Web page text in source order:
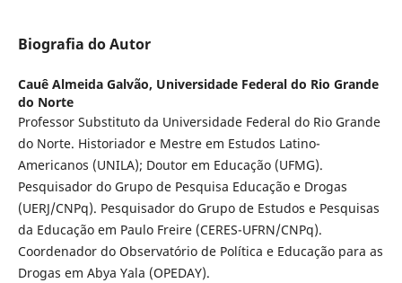
Biografia do Autor
Cauê Almeida Galvão, Universidade Federal do Rio Grande
do Norte
Professor Substituto da Universidade Federal do Rio Grande
do Norte. Historiador e Mestre em Estudos Latino-
Americanos (UNILA); Doutor em Educação (UFMG).
Pesquisador do Grupo de Pesquisa Educação e Drogas
(UERJ/CNPq). Pesquisador do Grupo de Estudos e Pesquisas
da Educação em Paulo Freire (CERES-UFRN/CNPq).
Coordenador do Observatório de Política e Educação para as
Drogas em Abya Yala (OPEDAY).